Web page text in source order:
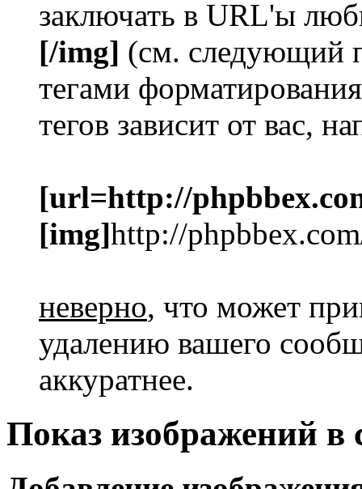
заключать в URL'ы
[/img] (см. следующий
тегами
тегов зависит от вас,
[url=http://
[img]http://
неверно, что может
удалению вашего
аккуратнее.
Показ изображений в